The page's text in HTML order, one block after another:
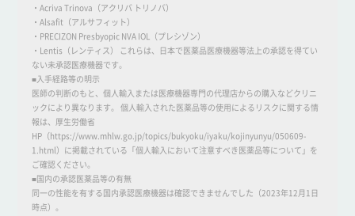
・Acriva Trinova（アクリバ トリノバ）
・Alsafit（アルサフィット）
・PRECIZON Presbyopic NVA IOL（プレシゾン）
・Lentis（レンティス） これらは、日本で医薬品医療機器等法上の承認を得てい
ない未承認医療機器です。
■入手経路等の明示
医師の判断のもと、個人輸入または医療機器専門の代理店からの購入などクリニ
ックにより異なります。 個人輸入された医薬品等の使用によるリスクに関する情
報は、厚生労働省
HP（https://www.mhlw.go.jp/topics/bukyoku/iyaku/kojinyunyu/050609-
1.html）に掲載されている「個人輸入において注意すべき医薬品等について」を
ご確認ください。
■国内の承認医薬品等の有無
同一の性能を有する国内承認医療機器は確認できませんでした（2023年12月1日
時点）。